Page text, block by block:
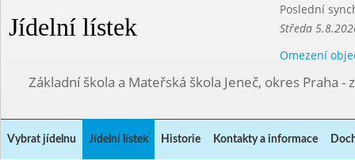
Jídelní lístek
Poslední
Středa
Omezení
Základní škola a Mateřská škola Jeneč, okres Praha -
Vybrat jídelnu Jídelní lístek Historie Kontakty a informace